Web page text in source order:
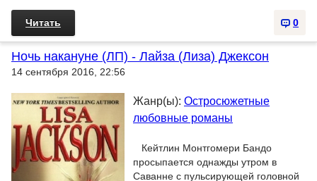
0
Читать
Ночь накануне (ЛП) - Лайза (Лиза) Джексон
14 сентября 2016, 22:56
Жанр(ы): Остросюжетные
любовные романы
Кейтлин Монтгомери Бандо
просыпается однажды утром в
Саванне с пульсирующей головной